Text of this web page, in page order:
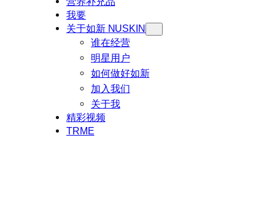
我要
关于如新 NUSKIN
谁在经营
明星用户
如何做好如新
加入我们
关于我
精彩视频
TRME